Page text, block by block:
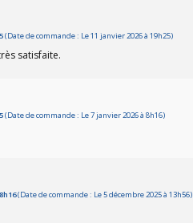
(Date de commande : Le 11 janvier 2026 à 19h25)
satisfaite.
(Date de commande : Le 7 janvier 2026 à 8h16)
(Date de commande : Le 5 décembre 2025 à 13h56)